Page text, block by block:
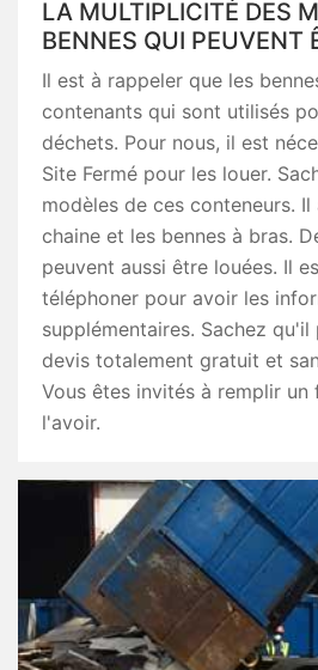
LA MULTIPLICITÉ DES
BENNES QUI PEUVENT
Il est à rappeler que les
contenants qui sont utilisés
déchets. Pour nous, il est
Site Fermé pour les louer.
modèles de ces conteneurs. Il
chaine et les bennes à bras.
peuvent aussi être louées. Il
téléphoner pour avoir les
supplémentaires. Sachez qu'il
devis totalement gratuit et
Vous êtes invités à remplir un
l'avoir.